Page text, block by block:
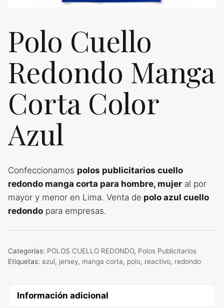
Polo Cuello
Redondo Manga
Corta Color
Azul
Confeccionamos polos publicitarios cuello
redondo manga corta para hombre, mujer al por
mayor y menor en Lima. Venta de polo azul cuello
redondo para empresas.
Categorías: POLOS CUELLO REDONDO, Polos Publicitarios
Etiquetas: azul, jersey, manga corta, polo, reactivo, redondo
Información adicional